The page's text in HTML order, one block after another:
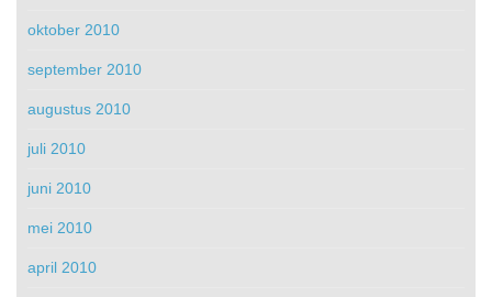
oktober 2010
september 2010
augustus 2010
juli 2010
juni 2010
mei 2010
april 2010